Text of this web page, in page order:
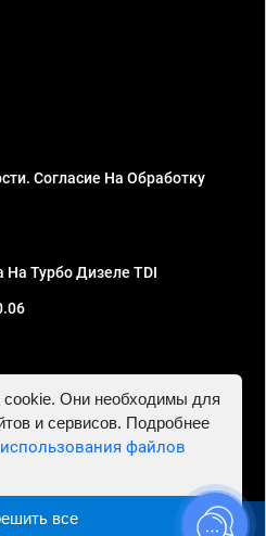
Согласие На Обработку
Турбо Дизеле TDI
ИНН 781302555843,
в Москве и МО - Автосервис
Они необходимы для
и сервисов. Подробнее
файлов
все